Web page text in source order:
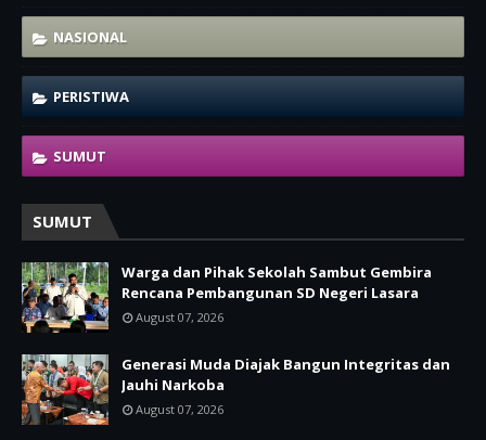
NASIONAL
PERISTIWA
SUMUT
SUMUT
Warga dan Pihak Sekolah Sambut Gembira
Rencana Pembangunan SD Negeri Lasara
August 07, 2026
Generasi Muda Diajak Bangun Integritas dan
Jauhi Narkoba
August 07, 2026